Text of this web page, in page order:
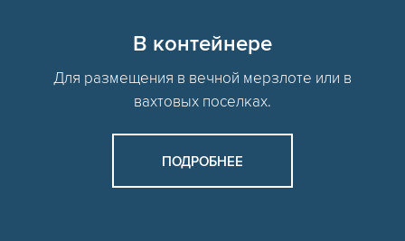
В контейнере
Для размещения в вечной мерзлоте или в
вахтовых поселках.
ПОДРОБНЕЕ